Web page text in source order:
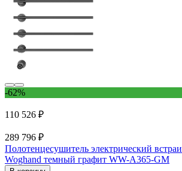
-62%
110 526 ₽
289 796 ₽
Полотенцесушитель электрический
Woghand темный графит WW-A365-GM